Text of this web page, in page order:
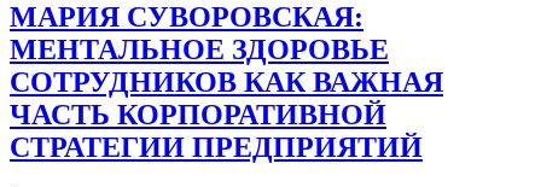
МАРИЯ СУВОРОВСКАЯ:
МЕНТАЛЬНОЕ ЗДОРОВЬЕ
СОТРУДНИКОВ КАК ВАЖНАЯ
ЧАСТЬ КОРПОРАТИВНОЙ
СТРАТЕГИИ ПРЕДПРИЯТИЙ